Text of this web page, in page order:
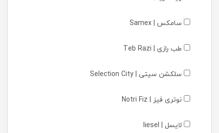
سامکس | Samex
طب رازی | Teb Razi
سلکشن سیتی | Selection City
نوتری فیز | Notri Fiz
لایسل | liesel